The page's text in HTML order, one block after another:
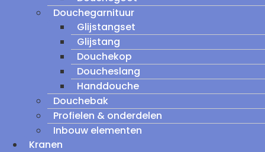
Douchegarnituur
Glijstangset
Glijstang
Douchekop
Doucheslang
Handdouche
Douchebak
Profielen & onderdelen
Inbouw elementen
Kranen